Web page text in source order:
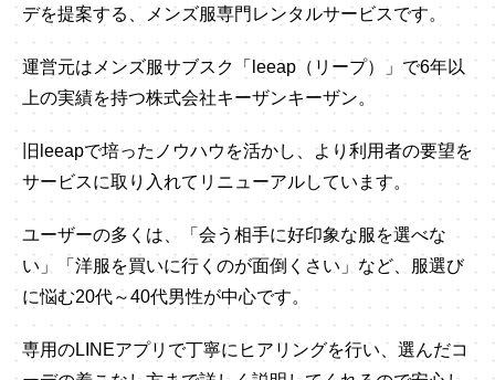
デを提案する、メンズ服専門レンタルサービスです。
運営元はメンズ服サブスク「leeap（リープ）」で6年以
上の実績を持つ株式会社キーザンキーザン。
旧leeapで培ったノウハウを活かし、より利用者の要望を
サービスに取り入れてリニューアルしています。
ユーザーの多くは、「会う相手に好印象な服を選べな
い」「洋服を買いに行くのが面倒くさい」など、服選び
に悩む20代～40代男性が中心です。
専用のLINEアプリで丁寧にヒアリングを行い、選んだコ